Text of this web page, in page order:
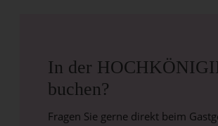
In der
buchen?
Fragen Sie gerne direkt beim